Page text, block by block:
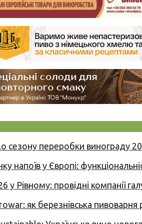
сезону переробки винограду
напоїв у Європі:
Рівному: провідні компанії
як березнівська